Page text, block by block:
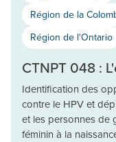
Région de la
Région de l'Ontario
CTNPT 048 :
Identification des
contre le HPV et
et les personnes de
féminin à la